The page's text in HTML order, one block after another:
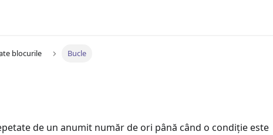
blocurile Bucle
de un anumit număr de ori până când o condiție este